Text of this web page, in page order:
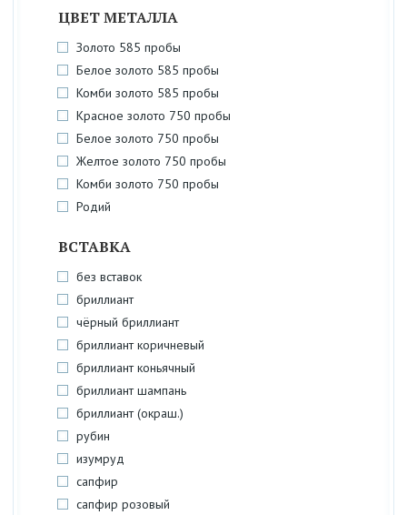
ЦВЕТ МЕТАЛЛА
Золото 585 пробы
Белое золото 585 пробы
Комби золото 585 пробы
Красное золото 750 пробы
Белое золото 750 пробы
Желтое золото 750 пробы
Комби золото 750 пробы
Родий
ВСТАВКА
без вставок
бриллиант
чёрный бриллиант
бриллиант коричневый
бриллиант коньячный
бриллиант шампань
бриллиант (окраш.)
рубин
изумруд
сапфир
сапфир розовый